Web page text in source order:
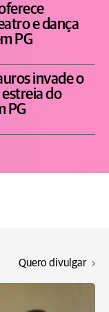
e dança
PG
invade o
do
PG
Quero divulgar